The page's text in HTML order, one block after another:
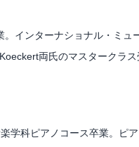
インターナショナル・ミ
両氏のマスタークラス
交響楽団コンサートマス
学科ピアノコース卒業。ピ